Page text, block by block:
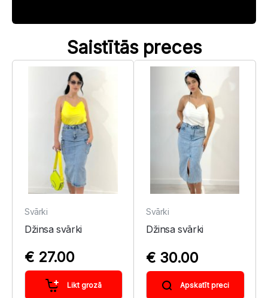
Saistītās preces
Svārki
Džinsa svārki
€ 27.00
Likt grozā
Svārki
Džinsa svārki
€ 30.00
Apskatīt preci